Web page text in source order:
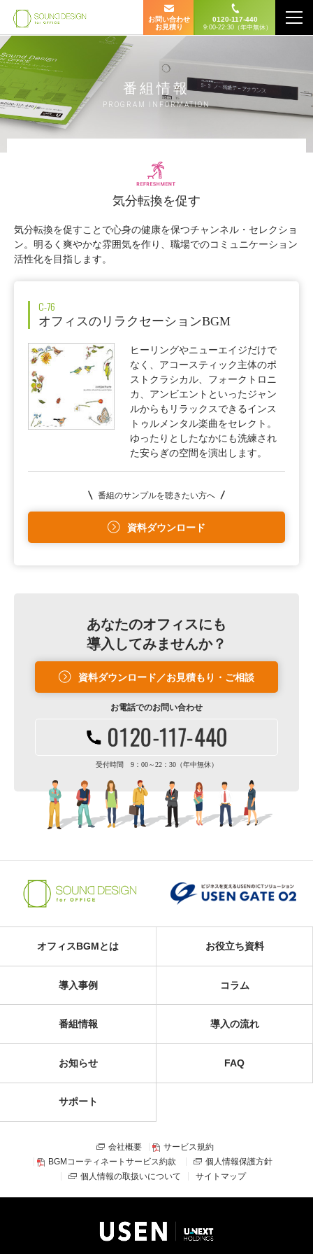
お問い合わせ
お見積り
0120-117-440
9:00-22:30（年中無休）
番組情報
PROGRAM INFORMATION
気分転換を促す
気分転換を促すことで心身の健康を保つチャンネル・セレクショ
ン。明るく爽やかな雰囲気を作り、職場でのコミュニケーション
活性化を目指します。
C-76
オフィスのリラクセーションBGM
ヒーリングやニューエイジだけで
なく、アコースティック主体のポ
ストクラシカル、フォークトロニ
カ、アンビエントといったジャン
ルからもリラックスできるインス
トゥルメンタル楽曲をセレクト。
ゆったりとしたなかにも洗練され
た安らぎの空間を演出します。
番組のサンプルを聴きたい方へ
資料ダウンロード
あなたのオフィスにも
導入してみませんか？
資料ダウンロード／お見積もり・ご相談
お電話でのお問い合わせ
受付時間 9：00～22：30（年中無休）
オフィスBGMとは お役立ち資料
導入事例 コラム
番組情報 導入の流れ
お知らせ FAQ
サポート
会社概要
サービス規約
BGMコーティネートサービス約款
個人情報保護方針
個人情報の取扱いについて
サイトマップ